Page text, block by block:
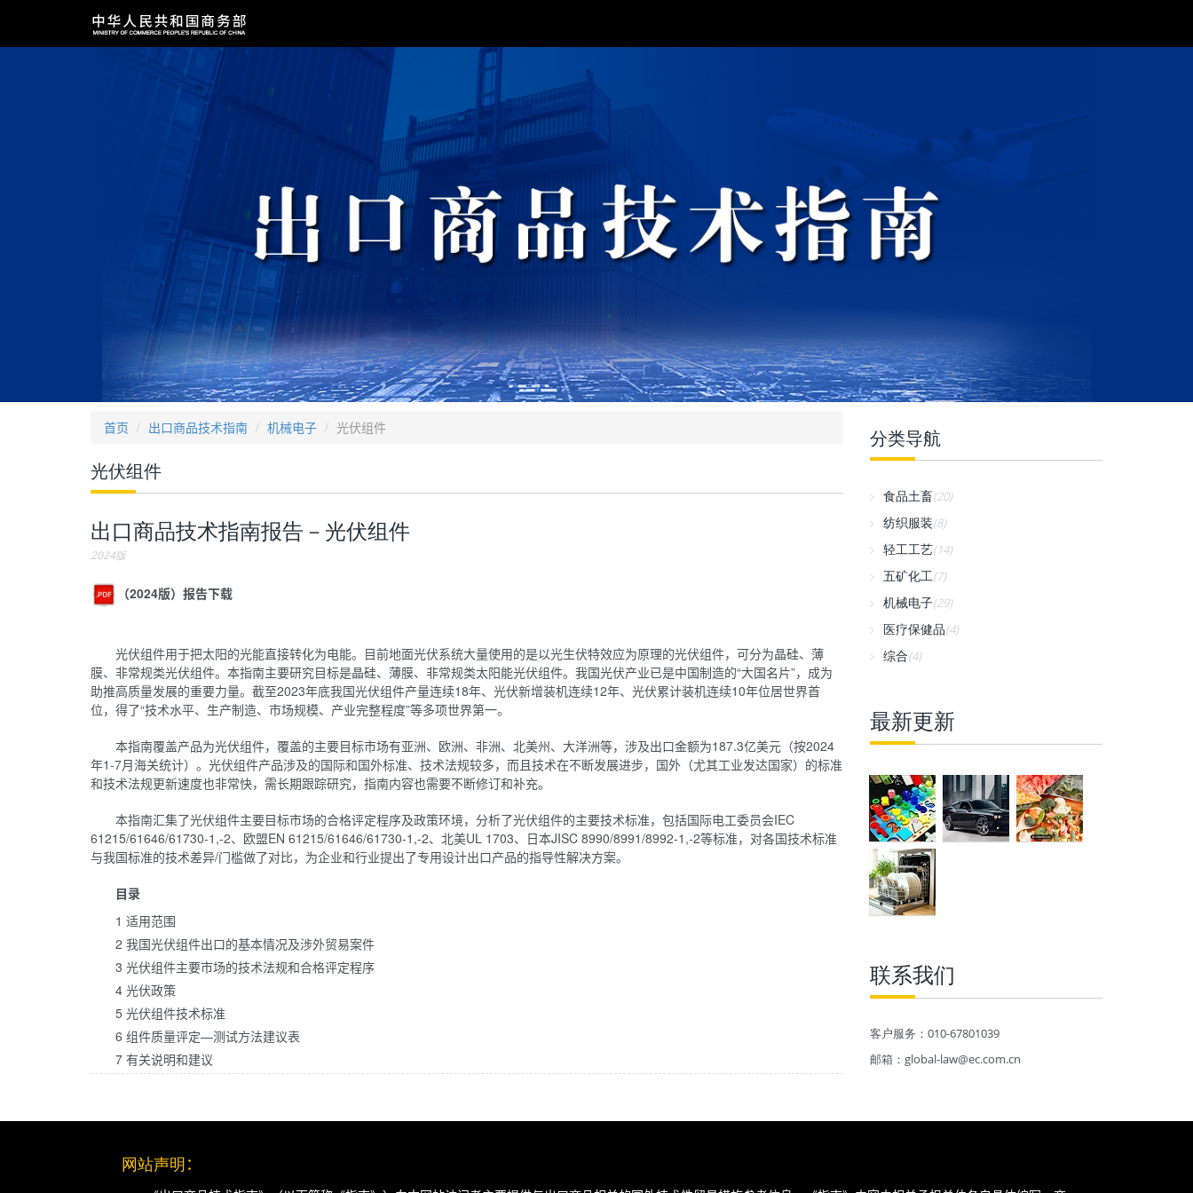
首页 出口商品技术指南 机械电子 光伏组件
光伏组件
出口商品技术指南报告－光伏组件
2024版
（2024版）报告下载
光伏组件用于把太阳的光能直接转化为电能。目前地面光伏系统大量使用的是以光生伏特效应为原理的光伏组件，可分为晶硅、薄
膜、非常规类光伏组件。本指南主要研究目标是晶硅、薄膜、非常规类太阳能光伏组件。我国光伏产业已是中国制造的“大国名片”，成为
助推高质量发展的重要力量。截至2023年底我国光伏组件产量连续18年、光伏新增装机连续12年、光伏累计装机连续10年位居世界首
位，得了“技术水平、生产制造、市场规模、产业完整程度”等多项世界第一。
本指南覆盖产品为光伏组件，覆盖的主要目标市场有亚洲、欧洲、非洲、北美州、大洋洲等，涉及出口金额为187.3亿美元（按2024
年1-7月海关统计）。光伏组件产品涉及的国际和国外标准、技术法规较多，而且技术在不断发展进步，国外（尤其工业发达国家）的标准
和技术法规更新速度也非常快，需长期跟踪研究，指南内容也需要不断修订和补充。
本指南汇集了光伏组件主要目标市场的合格评定程序及政策环境，分析了光伏组件的主要技术标准，包括国际电工委员会IEC
61215/61646/61730-1,-2、欧盟EN 61215/61646/61730-1,-2、北美UL 1703、日本JISC 8990/8991/8992-1,-2等标准，对各国技术标准
与我国标准的技术差异/门槛做了对比，为企业和行业提出了专用设计出口产品的指导性解决方案。
目录
1 适用范围
2 我国光伏组件出口的基本情况及涉外贸易案件
3 光伏组件主要市场的技术法规和合格评定程序
4 光伏政策
5 光伏组件技术标准
6 组件质量评定—测试方法建议表
7 有关说明和建议
分类导航
食品土畜(20)
纺织服装(8)
轻工工艺(14)
五矿化工(7)
机械电子(29)
医疗保健品(4)
综合(4)
最新更新
联系我们
客户服务：010-67801039
邮箱：global-law@ec.com.cn
网站声明 ：